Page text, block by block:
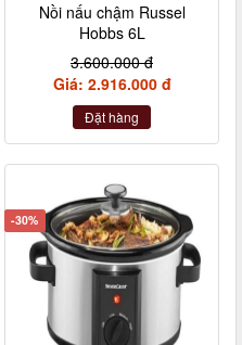
Nồi nấu chậm Russel
Hobbs 6L
3.600.000 đ
Giá: 2.916.000 đ
Đặt hàng
-30%